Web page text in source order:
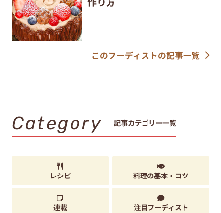
このフーディストの記事一覧
Category 記事カテゴリー一覧
レシピ 料理の基本・コツ
連載 注目フーディスト